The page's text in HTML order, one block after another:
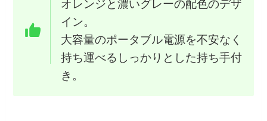
オレンジと濃いグレーの配色のデザ
イン。
大容量のポータブル電源を不安なく
持ち運べるしっかりとした持ち手付
き。